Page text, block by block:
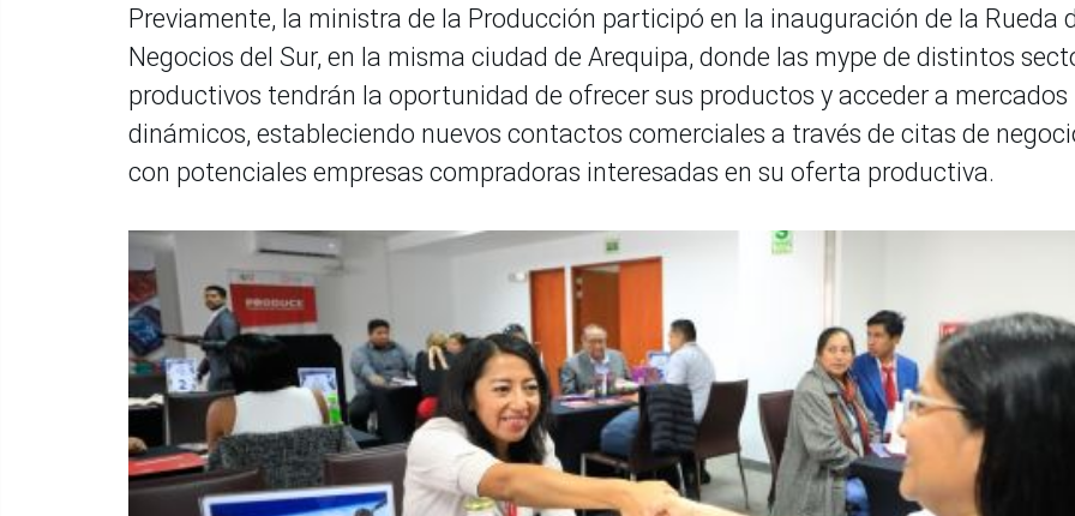
Previamente, la ministra de la Producción participó en la inauguración de la Rueda
Negocios del Sur, en la misma ciudad de Arequipa, donde las mype de distintos
productivos tendrán la oportunidad de ofrecer sus productos y acceder a mercados
dinámicos, estableciendo nuevos contactos comerciales a través de citas de
con potenciales empresas compradoras interesadas en su oferta productiva.